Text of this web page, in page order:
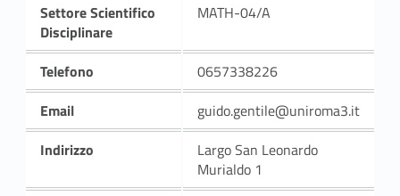
Settore Scientifico
Disciplinare
MATH-04/A
Telefono
0657338226
Email
guido.gentile@uniroma3.it
Indirizzo
Largo San Leonardo
Murialdo 1